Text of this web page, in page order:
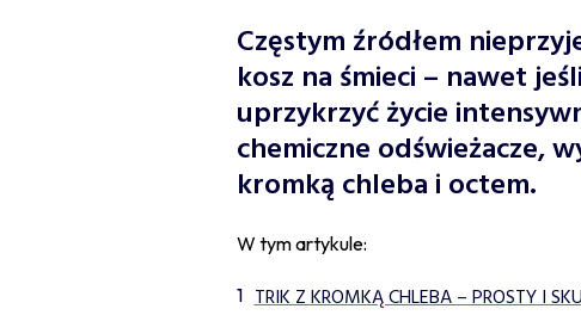
Częstym źródłem
kosz na śmieci – nawet
uprzykrzyć życie
chemiczne odświeżacze,
kromką chleba i octem.
W tym artykule:
TRIK Z KROMKĄ CHLEBA – PROSTY I